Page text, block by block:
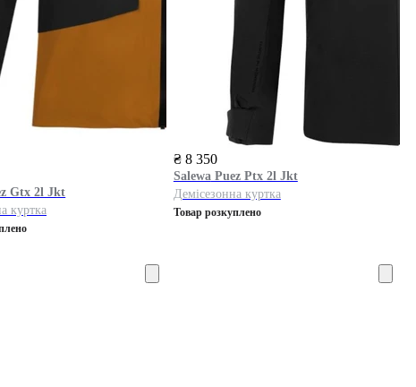
Gtx 2l Jkt
куртка
₴ 8 350
Salewa Puez Ptx 2l Jkt
Демісезонна куртка
Товар розкуплено